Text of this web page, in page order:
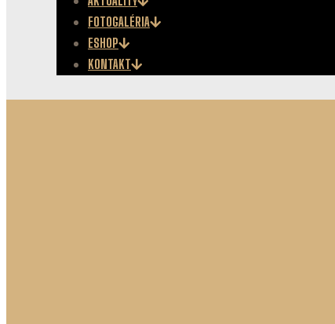
FOTOGALÉRIA
ESHOP
KONTAKT